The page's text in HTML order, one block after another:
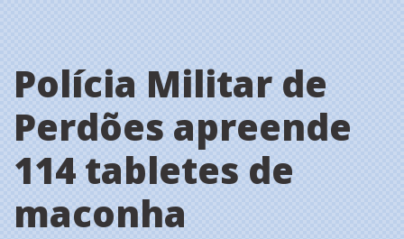
Polícia Militar de
Perdões apreende
114 tabletes de
maconha